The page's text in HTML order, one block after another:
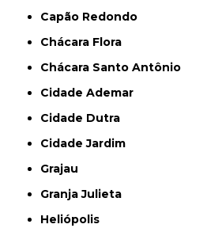
Capão Redondo
Chácara Flora
Chácara Santo Antônio
Cidade Ademar
Cidade Dutra
Cidade Jardim
Grajau
Granja Julieta
Heliópolis